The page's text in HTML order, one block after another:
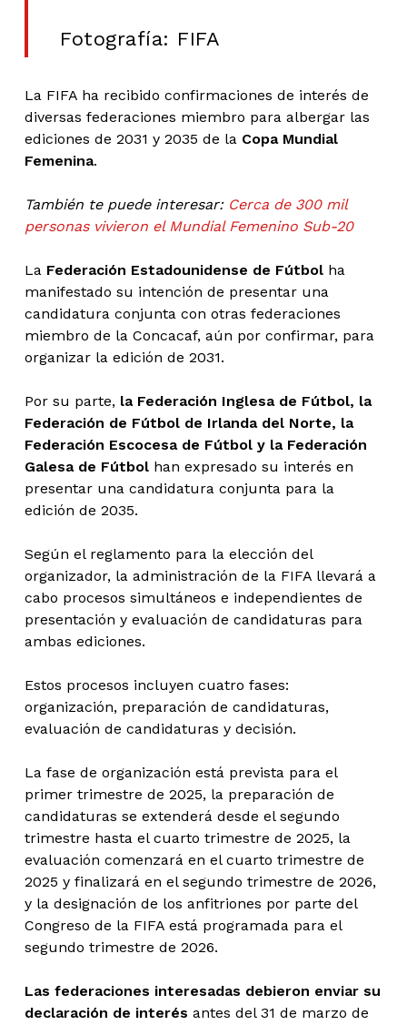
Fotografía: FIFA
La FIFA ha recibido confirmaciones de interés de
diversas federaciones miembro para albergar las
ediciones de 2031 y 2035 de la Copa Mundial
Femenina.
También te puede interesar: Cerca de 300 mil
personas vivieron el Mundial Femenino Sub-20
La Federación Estadounidense de Fútbolha
manifestado su intención de presentar una
candidatura conjunta con otras federaciones
miembro de la Concacaf, aún por confirmar, para
organizar la edición de 2031.
Por su parte, la Federación Inglesa de Fútbol, la
Federación de Fútbol de Irlanda del Norte, la
Federación Escocesa de Fútbol y la Federación
Galesa de Fútbolhan expresado su interés en
presentar una candidatura conjunta para la
edición de 2035.
Según el reglamento para la elección del
organizador, la administración de la FIFA llevará a
cabo procesos simultáneos e independientes de
presentación y evaluación de candidaturas para
ambas ediciones.
Estos procesos incluyen cuatro fases:
organización, preparación de candidaturas,
evaluación de candidaturas y decisión.
La fase de organización está prevista para el
primer trimestre de 2025, la preparación de
candidaturas se extenderá desde el segundo
trimestre hasta el cuarto trimestre de 2025, la
evaluación comenzará en el cuarto trimestre de
2025 y finalizará en el segundo trimestre de 2026,
y la designación de los anfitriones por parte del
Congreso de la FIFA está programada para el
segundo trimestre de 2026.
Las federaciones interesadas debieron enviar su
declaración de interés antes del 31 de marzo de